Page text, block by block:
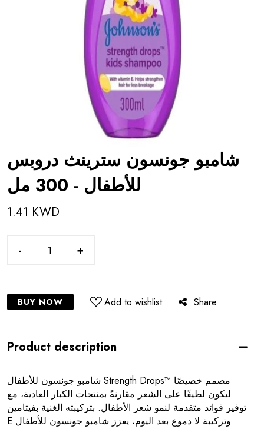
شامبو جونسون سترينث دروبس
للأطفال - 300 مل
1.41 KWD
- +
BUY NOW Add to wishlist Share
Product description
شامبو جونسون للأطفال Strength Drops™ مصمم خصيصًا
ليكون لطيفًا على الشعر مقارنةً بمنتجات الكبار العادية، مع
توفير فوائد متقدمة لنمو شعر الأطفال. بتركيبته الغنية بفيتامين
E وتركيبة لا دموع بعد اليوم، يعزز شامبو جونسون للأطفال